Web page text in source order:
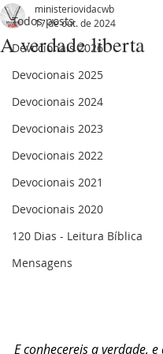
Todos posts
Devocionais 2026
Devocionais 2025
Devocionais 2024
Devocionais 2023
Devocionais 2022
Devocionais 2021
Devocionais 2020
120 Dias - Leitura Bíblica
Mensagens
A verdade liberta
ministeriovidacwb
17 de out. de 2024
E conhecereis a verdade,